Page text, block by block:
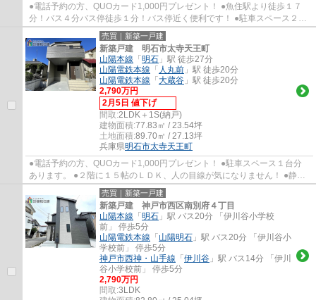
●電話予約の方、QUOカード1,000円プレゼント！ ●魚住駅より徒歩１７
分！バス４分バス停徒歩１分！バス停近く便利です！ ●駐車スペース２台
あります！ ●２０２５年6月 ３階建て住居の...
売買｜新築一戸建
新築戸建 明石市太寺天王町
山陽本線 「明石 」駅 徒歩27分
山陽電鉄本線 「 人丸前 」駅 徒歩20分
山陽電鉄本線 「大蔵谷 」駅 徒歩20分
2,790万円
2月5日 値下げ
間取:2LDK＋1S(納戸)
建物面積:77.83㎡ / 23.54坪
土地面積:89.70㎡ / 27.13坪
兵庫県明石市太寺天王町
●電話予約の方、QUOカード1,000円プレゼント！ ●駐車スペース１台分
あります。 ●２階に１５帖のＬＤＫ、人の目線が気になりません！ ●静か
な住宅地です。 ●人丸小学校・大蔵中学校
売買｜新築一戸建
新築戸建 神戸市西区南別府４丁目
山陽本線 「明石 」駅 バス20分 「伊川谷小学校
前」 停歩5分
山陽電鉄本線 「山陽明石 」駅 バス20分 「伊川谷小
学校前」 停歩5分
神戸市西神・山手線 「伊川谷 」駅 バス14分 「伊川
谷小学校前」 停歩5分
2,790万円
間取:3LDK